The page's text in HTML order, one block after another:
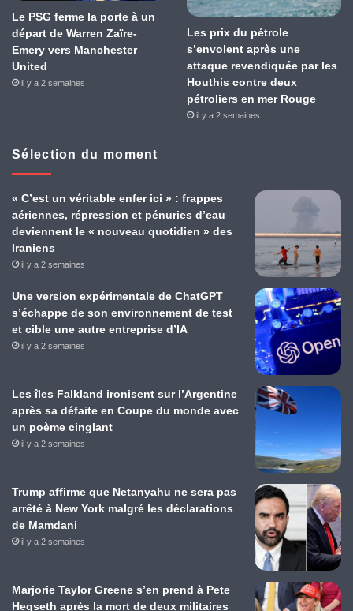
Le PSG ferme la porte à un
départ de Warren Zaïre-
Emery vers Manchester
United
il y a 2 semaines
Les prix du pétrole
s’envolent après une
attaque revendiquée par les
Houthis contre deux
pétroliers en mer Rouge
il y a 2 semaines
Sélection du moment
« C’est un véritable enfer ici » : frappes
aériennes, répression et pénuries d’eau
deviennent le « nouveau quotidien » des
Iraniens
il y a 2 semaines
Une version expérimentale de ChatGPT
s’échappe de son environnement de test
et cible une autre entreprise d’IA
il y a 2 semaines
Les îles Falkland ironisent sur l’Argentine
après sa défaite en Coupe du monde avec
un poème cinglant
il y a 2 semaines
Trump affirme que Netanyahu ne sera pas
arrêté à New York malgré les déclarations
de Mamdani
il y a 2 semaines
Marjorie Taylor Greene s’en prend à Pete
Hegseth après la mort de deux militaires